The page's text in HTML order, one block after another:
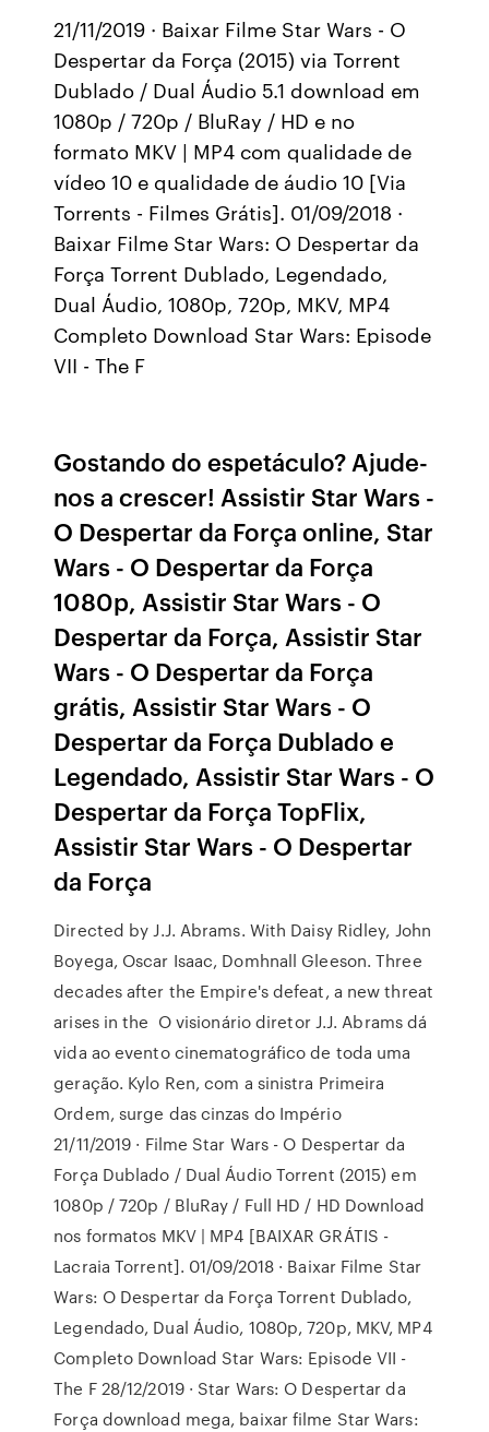
21/11/2019 · Baixar Filme Star Wars - O
Despertar da Força (2015) via Torrent
Dublado / Dual Áudio 5.1 download em
1080p / 720p / BluRay / HD e no
formato MKV | MP4 com qualidade de
vídeo 10 e qualidade de áudio 10 [Via
Torrents - Filmes Grátis]. 01/09/2018 ·
Baixar Filme Star Wars: O Despertar da
Força Torrent Dublado, Legendado,
Dual Áudio, 1080p, 720p, MKV, MP4
Completo Download Star Wars: Episode
VII - The F
Gostando do espetáculo? Ajude-
nos a crescer! Assistir Star Wars -
O Despertar da Força online, Star
Wars - O Despertar da Força
1080p, Assistir Star Wars - O
Despertar da Força, Assistir Star
Wars - O Despertar da Força
grátis, Assistir Star Wars - O
Despertar da Força Dublado e
Legendado, Assistir Star Wars - O
Despertar da Força TopFlix,
Assistir Star Wars - O Despertar
da Força
Directed by J.J. Abrams. With Daisy Ridley, John
Boyega, Oscar Isaac, Domhnall Gleeson. Three
decades after the Empire's defeat, a new threat
arises in the O visionário diretor J.J. Abrams dá
vida ao evento cinematográfico de toda uma
geração. Kylo Ren, com a sinistra Primeira
Ordem, surge das cinzas do Império
21/11/2019 · Filme Star Wars - O Despertar da
Força Dublado / Dual Áudio Torrent (2015) em
1080p / 720p / BluRay / Full HD / HD Download
nos formatos MKV | MP4 [BAIXAR GRÁTIS -
Lacraia Torrent]. 01/09/2018 · Baixar Filme Star
Wars: O Despertar da Força Torrent Dublado,
Legendado, Dual Áudio, 1080p, 720p, MKV, MP4
Completo Download Star Wars: Episode VII -
The F 28/12/2019 · Star Wars: O Despertar da
Força download mega, baixar filme Star Wars: